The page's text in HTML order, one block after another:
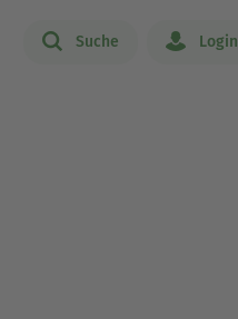
Suche Login